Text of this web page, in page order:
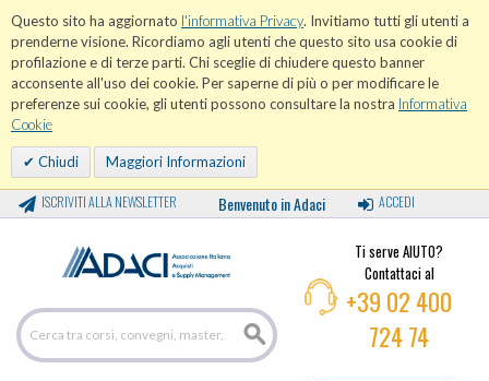
Questo sito ha aggiornato l'informativa Privacy. Invitiamo tutti gli utenti a
prenderne visione. Ricordiamo agli utenti che questo sito usa cookie di
profilazione e di terze parti. Chi sceglie di chiudere questo banner
acconsente all'uso dei cookie. Per saperne di più o per modificare le
preferenze sui cookie, gli utenti possono consultare la nostra Informativa
Cookie
Chiudi Maggiori Informazioni
ISCRIVITI ALLA NEWSLETTER Benvenuto in Adaci ACCEDI
Ti serve AIUTO?
Contattaci al
+39 02 400
724 74